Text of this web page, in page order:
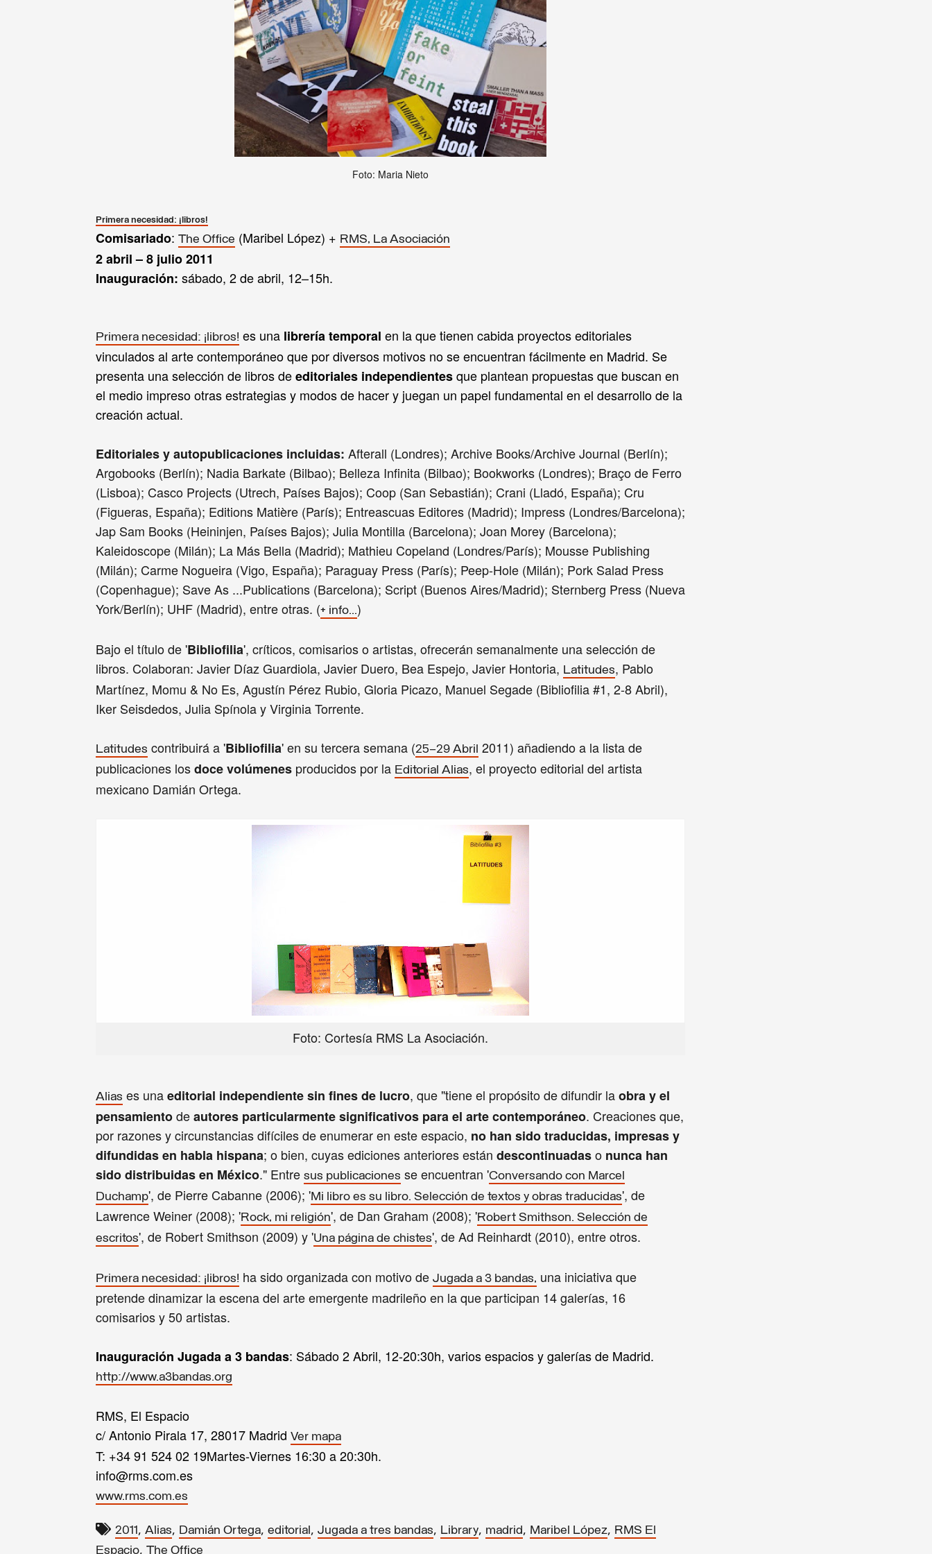
Foto: Maria Nieto
Primera necesidad: ¡libros!
Comisariado: The Office (Maribel López) + RMS, La Asociación
2 abril – 8 julio2011
Inauguración: sábado, 2 de abril, 12–15h.
Primera necesidad: ¡libros! es una librería temporal en la que tienen cabida proyectos editoriales
vinculados al arte contemporáneo que por diversos motivos no se encuentran fácilmente en Madrid. Se
presenta una selección de libros deeditoriales independientesque plantean propuestas que buscan en
el medio impreso otras estrategias y modos de hacer y juegan un papel fundamental en el desarrollo de la
creación actual.
Editorialesy autopublicaciones incluidas: Afterall (Londres); Archive Books/Archive Journal (Berlín);
Argobooks (Berlín); Nadia Barkate (Bilbao); Belleza Infinita (Bilbao); Bookworks (Londres); Braço de Ferro
(Lisboa); Casco Projects (Utrech, Países Bajos); Coop (San Sebastián); Crani (Lladó, España); Cru
(Figueras, España); Editions Matière (París); Entreascuas Editores (Madrid); Impress (Londres/Barcelona);
Jap Sam Books (Heininjen, Países Bajos); Julia Montilla (Barcelona); Joan Morey (Barcelona);
Kaleidoscope (Milán); La Más Bella (Madrid); Mathieu Copeland (Londres/París); Mousse Publishing
(Milán); Carme Nogueira (Vigo, España); Paraguay Press (París); Peep-Hole (Milán); Pork Salad Press
(Copenhague); Save As ...Publications (Barcelona); Script (Buenos Aires/Madrid); Sternberg Press (Nueva
York/Berlín); UHF (Madrid), entre otras. (+ info...)
Bajo el título de 'Bibliofilia', críticos, comisarios o artistas, ofrecerán semanalmente una selección de
libros. Colaboran: Javier Díaz Guardiola, Javier Duero, Bea Espejo, Javier Hontoria, Latitudes, Pablo
Martínez, Momu & No Es, Agustín Pérez Rubio, Gloria Picazo, Manuel Segade (Bibliofilia #1, 2-8 Abril),
Iker Seisdedos, Julia Spínola y Virginia Torrente.
Latitudes contribuirá a 'Bibliofilia' en su tercera semana (25–29 Abril 2011) añadiendo a la lista de
publicaciones losdoce volúmenes producidos por la Editorial Alias, el proyecto editorial del artista
mexicano Damián Ortega.
Foto: Cortesía RMS La Asociación.
Alias es unaeditorial independiente sin fines de lucro, que "tiene el propósito de difundir laobra y el
pensamientodeautores particularmente significativos para el arte contemporáneo. Creaciones que,
por razones y circunstancias difíciles de enumerar en este espacio, no han sido traducidas, impresas y
difundidas en habla hispana; o bien, cuyas ediciones anteriores están descontinuadaso nunca han
sido distribuidas en México." Entre sus publicaciones se encuentran 'Conversando con Marcel
Duchamp', de Pierre Cabanne (2006); 'Mi libro es su libro. Selección de textos y obras traducidas', de
Lawrence Weiner (2008); 'Rock, mi religión', de Dan Graham (2008); 'Robert Smithson. Selección de
escritos', de Robert Smithson (2009) y 'Una página de chistes', de Ad Reinhardt (2010), entre otros.
Primera necesidad: ¡libros! ha sido organizada con motivo de Jugada a 3 bandas, una iniciativa que
pretende dinamizar la escena del arte emergente madrileño en la que participan 14 galerías, 16
comisarios y 50 artistas.
Inauguración Jugada a 3 bandas: Sábado 2 Abril, 12-20:30h, varios espacios y galerías de Madrid.
http://www.a3bandas.org
RMS, El Espacio
c/ Antonio Pirala 17, 28017 Madrid Ver mapa
T: +34 91 524 02 19Martes-Viernes 16:30 a 20:30h.
info@rms.com.es
www.rms.com.es
2011, Alias, Damián Ortega, editorial, Jugada a tres bandas, Library, madrid, Maribel López, RMS El
Espacio, The Office